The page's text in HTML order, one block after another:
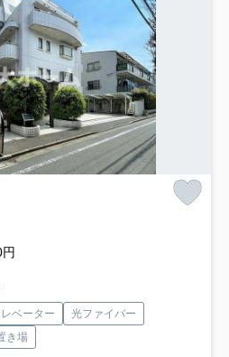
ベーター
光ファイバー
き場